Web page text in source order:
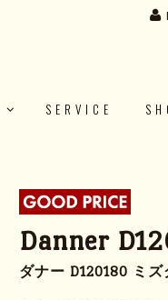
SERVICE
Danner
ダナー D120180 ミズ